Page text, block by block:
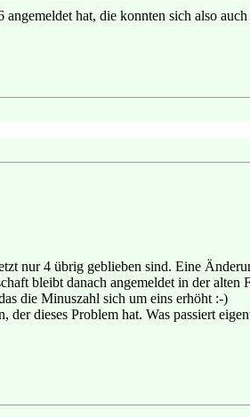
hat, die konnten sich also
nur 4 übrig geblieben sind. Eine
bleibt danach angemeldet in der alten
die Minuszahl sich um eins erhöht :-)
dieses Problem hat. Was passiert